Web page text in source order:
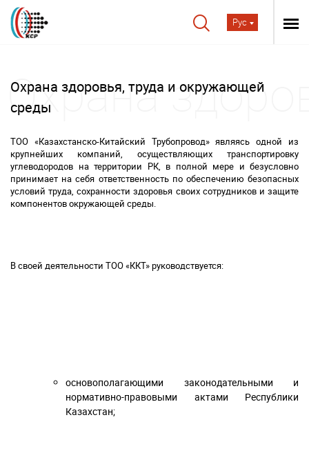
Рус
Охрана здоровья, труда и окружающей
среды
ТОО «Казахстанско-Китайский Трубопровод» являясь одной из
крупнейших компаний, осуществляющих транспортировку
углеводородов на территории РК, в полной мере и безусловно
принимает на себя ответственность по обеспечению безопасных
условий труда, сохранности здоровья своих сотрудников и защите
компонентов окружающей среды.
В своей деятельности ТОО «ККТ» руководствуется:
основополагающими законодательными и
нормативно-правовыми актами Республики
Казахстан;